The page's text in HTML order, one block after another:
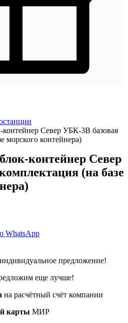
Север УБК-3В базовая
морского контейнера)
контейнер Север
(на базе
WhatsApp
предложение!
еще лучше!
на расчётный счёт компании
карты МИР